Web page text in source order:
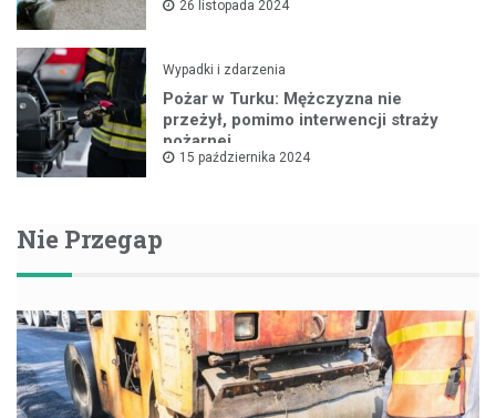
26 listopada 2024
Wypadki i zdarzenia
Pożar w Turku: Mężczyzna nie
przeżył, pomimo interwencji straży
pożarnej
15 października 2024
Nie Przegap